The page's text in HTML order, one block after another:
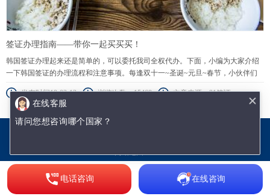
签证办理指南——带你一起买买买！
韩国签证办理起来还是简单的，可以委托我司全权代办。下面，小编为大家介绍
一下韩国签证的办理流程和注意事项。每逢双十一~圣诞~元旦~春节，小伙伴们
诉你！签证，签证，签证！没有它，你哪都去不了~！
发布时间19-02-13 浏览次数：15468 文章来源：91签证
电话咨询 在线咨询
在线客服
请问您想咨询哪个国家？